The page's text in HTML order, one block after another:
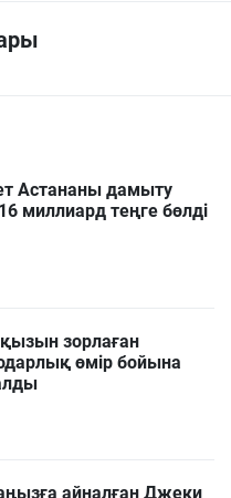
Астананы дамыту
миллиард теңге бөлді
зорлаған
өмір бойына
айналған Джеки